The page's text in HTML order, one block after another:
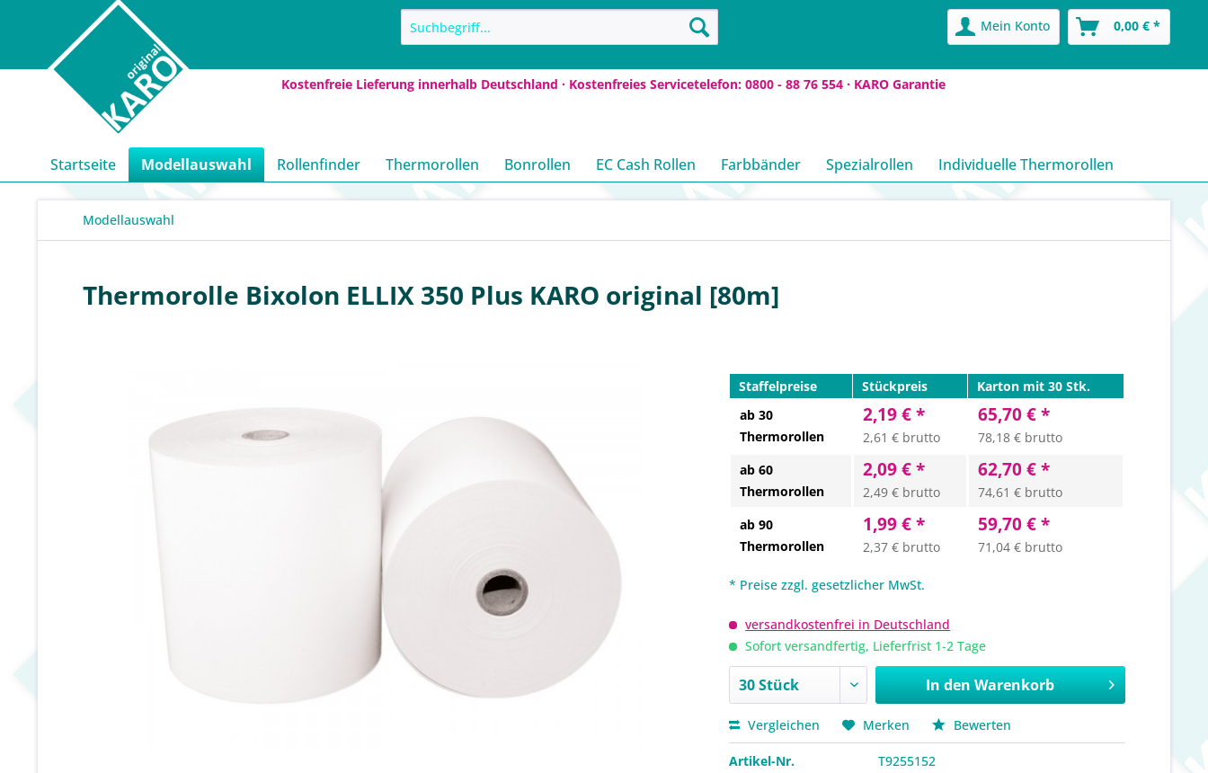
Kostenfreie Lieferung innerhalb Deutschland · Kostenfreies Servicetelefon: 0800 - 88 76 554 · KARO Garantie
Mein Konto 0,00 € *
Startseite Modellauswahl Rollenfinder Thermorollen Bonrollen EC Cash Rollen Farbbänder Spezialrollen Individuelle Thermorollen
Modellauswahl
Thermorolle Bixolon ELLIX 350 Plus KARO original [80m]
Staffelpreise Stückpreis
Karton mit 30 Stk.
ab 30
Thermorollen
2,19 € *
2,61 € brutto
65,70 € *
78,18 € brutto
ab 60
Thermorollen
2,09 € *
2,49 € brutto
62,70 € *
74,61 € brutto
ab 90
Thermorollen
1,99 € *
2,37 € brutto
59,70 € *
71,04 € brutto
* Preise zzgl. gesetzlicher MwSt.
versandkostenfrei in Deutschland
Sofort versandfertig, Lieferfrist 1-2 Tage
In den Warenkorb
Vergleichen Merken Bewerten
Artikel-Nr.
T9255152